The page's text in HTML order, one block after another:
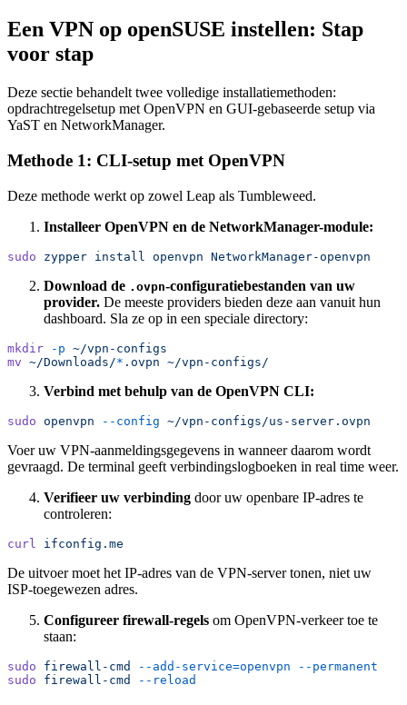
Een VPN op openSUSE instellen: Stap
voor stap
Deze sectie behandelt twee volledige installatiemethoden:
opdrachtregelsetup met OpenVPN en GUI-gebaseerde setup via
YaST en NetworkManager.
Methode 1: CLI-setup met OpenVPN
Deze methode werkt op zowel Leap als Tumbleweed.
Installeer OpenVPN en de NetworkManager-module:
sudo zypper install openvpn NetworkManager-openvpn
Download de .ovpn-configuratiebestanden van uw
provider. De meeste providers bieden deze aan vanuit hun
dashboard. Sla ze op in een speciale directory:
mkdir -p ~/vpn-configs
mv ~/Downloads/* .ovpn ~/vpn-configs/
Verbind met behulp van de OpenVPN CLI:
sudo openvpn --config ~/vpn-configs/us-server.ovpn
Voer uw VPN-aanmeldingsgegevens in wanneer daarom wordt
gevraagd. De terminal geeft verbindingslogboeken in real time weer.
Verifieer uw verbinding door uw openbare IP-adres te
controleren:
curl ifconfig.me
De uitvoer moet het IP-adres van de VPN-server tonen, niet uw
ISP-toegewezen adres.
Configureer firewall-regels om OpenVPN-verkeer toe te
staan:
sudo firewall-cmd --add-service=openvpn --permanent
sudo firewall-cmd --reload